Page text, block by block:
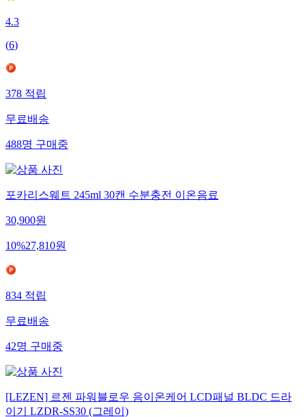
4.3
(6)
378적립
무료배송
488명구매중
포카리스웨트 245ml 30캔 수분충전 이온음료
30,900원
10%27,810원
834적립
무료배송
42명구매중
[LEZEN] 르젠 파워블로우 음이온케어 LCD패널 BLDC 드라